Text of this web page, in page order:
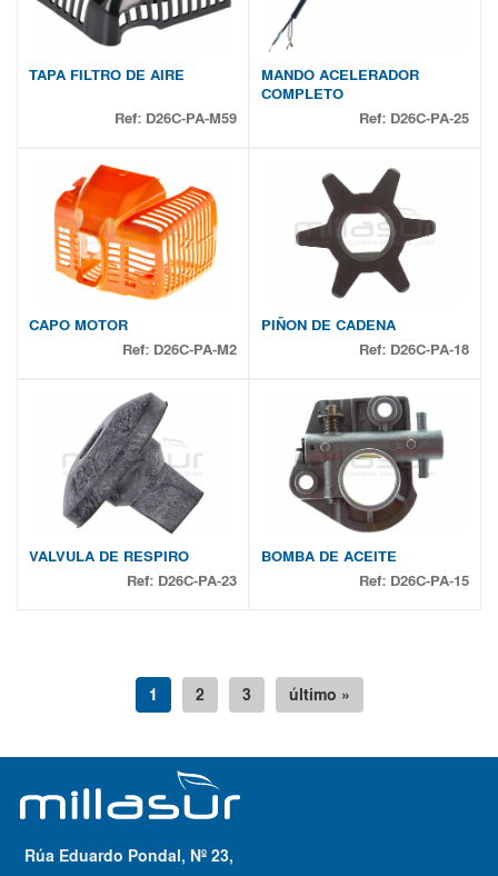
TAPA FILTRO DE AIRE
Ref: D26C-PA-M59
MANDO ACELERADOR
COMPLETO
Ref: D26C-PA-25
CAPO MOTOR
Ref: D26C-PA-M2
PIÑON DE CADENA
Ref: D26C-PA-18
VALVULA DE RESPIRO
Ref: D26C-PA-23
BOMBA DE ACEITE
Ref: D26C-PA-15
1 2 3 último »
Rúa Eduardo Pondal, Nº 23,